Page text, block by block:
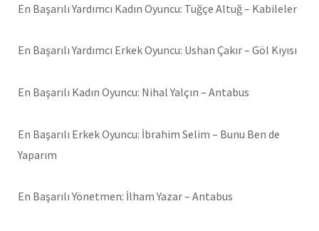
En Başarılı Yardımcı Kadın Oyuncu: Tuğçe Altuğ – Kabileler
En Başarılı Yardımcı Erkek Oyuncu: Ushan Çakır – Göl Kıyısı
En Başarılı Kadın Oyuncu: Nihal Yalçın – Antabus
En Başarılı Erkek Oyuncu: İbrahim Selim – Bunu Ben de
Yaparım
En Başarılı Yönetmen: İlham Yazar – Antabus